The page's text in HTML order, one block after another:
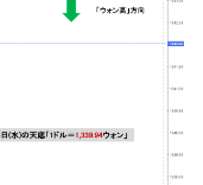
費者院が『クーパ
総額3兆7,000億
干ばつ
世代駆逐艦